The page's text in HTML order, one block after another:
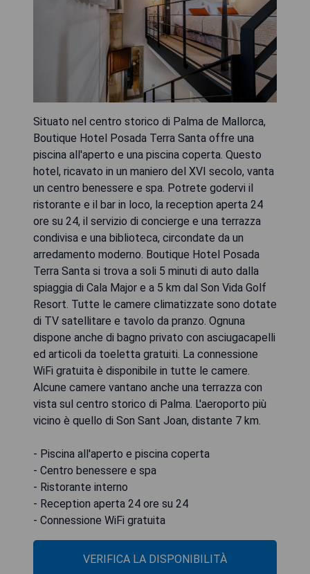
Situato nel centro storico di Palma de Mallorca,
Boutique Hotel Posada Terra Santa offre una
piscina all'aperto e una piscina coperta. Questo
hotel, ricavato in un maniero del XVI secolo, vanta
un centro benessere e spa. Potrete godervi il
ristorante e il bar in loco, la reception aperta 24
ore su 24, il servizio di concierge e una terrazza
condivisa e una biblioteca, circondate da un
arredamento moderno. Boutique Hotel Posada
Terra Santa si trova a soli 5 minuti di auto dalla
spiaggia di Cala Major e a 5 km dal Son Vida Golf
Resort. Tutte le camere climatizzate sono dotate
di TV satellitare e tavolo da pranzo. Ognuna
dispone anche di bagno privato con asciugacapelli
ed articoli da toeletta gratuiti. La connessione
WiFi gratuita è disponibile in tutte le camere.
Alcune camere vantano anche una terrazza con
vista sul centro storico di Palma. L'aeroporto più
vicino è quello di Son Sant Joan, distante 7 km.
- Piscina all'aperto e piscina coperta
- Centro benessere e spa
- Ristorante interno
- Reception aperta 24 ore su 24
- Connessione WiFi gratuita
VERIFICA LA DISPONIBILITÀ